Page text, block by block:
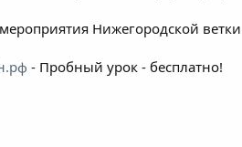
Нижегородской ветки
- Пробный урок - бесплатно!